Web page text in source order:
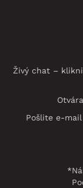
Živý chat –
Pošlite e-mail